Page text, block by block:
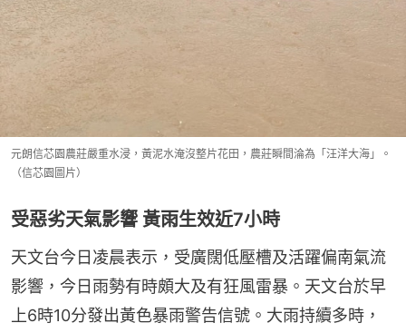
元朗信芯園農莊嚴重水浸，黃泥水淹沒整片花田，農莊瞬間淪為「汪洋大海」。
（信芯園圖片）
受惡劣天氣影響 黃雨生效近7小時
天文台今日凌晨表示，受廣闊低壓槽及活躍偏南氣流
影響，今日雨勢有時頗大及有狂風雷暴。天文台於早
上6時10分發出黃色暴雨警告信號。大雨持續多時，